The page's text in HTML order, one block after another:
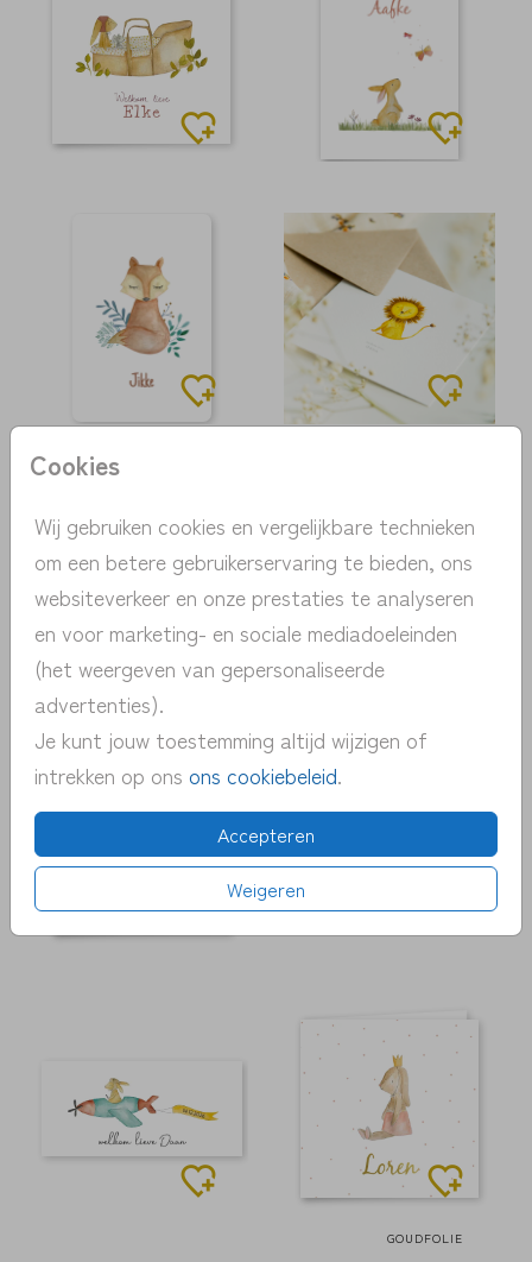
Cookies
Wij gebruiken cookies en vergelijkbare technieken
om een betere gebruikerservaring te bieden, ons
websiteverkeer en onze prestaties te analyseren
en voor marketing- en sociale mediadoeleinden
(het weergeven van gepersonaliseerde
advertenties).
Je kunt jouw toestemming altijd wijzigen of
intrekken op ons ons cookiebeleid.
Accepteren
Weigeren
GOUDFOLIE